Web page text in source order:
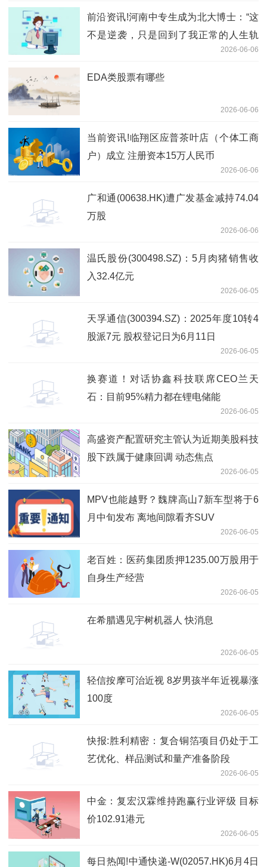
前沿资讯!河南中专生成为北大博士：“这
不是逆袭，只是回到了我正常的人生轨
2026-06-06
EDA类股票有哪些
2026-06-06
当前资讯!临翔区应普茶叶店（个体工商
户）成立 注册资本15万人民币
2026-06-06
广和通(00638.HK)遭广发基金减持74.04
万股
2026-06-06
温氏股份(300498.SZ)：5月肉猪销售收
入32.4亿元
2026-06-05
天孚通信(300394.SZ)：2025年度10转4
股派7元 股权登记日为6月11日
2026-06-05
换赛道！对话协鑫科技联席CEO兰天
石：目前95%精力都在锂电储能
2026-06-05
高盛资产配置研究主管认为近期美股科技
股下跌属于健康回调 动态焦点
2026-06-05
MPV也能越野？魏牌高山7新车型将于6
月中旬发布 离地间隙看齐SUV
2026-06-05
老百姓：医药集团质押1235.00万股用于
自身生产经营
2026-06-05
在希腊遇见宇树机器人 快消息
2026-06-05
轻信按摩可治近视 8岁男孩半年近视暴涨
100度
2026-06-05
快报:胜利精密：复合铜箔项目仍处于工
艺优化、样品测试和量产准备阶段
2026-06-05
中金：复宏汉霖维持跑赢行业评级 目标
价102.91港元
2026-06-05
每日热闻!中通快递-W(02057.HK)6月4日